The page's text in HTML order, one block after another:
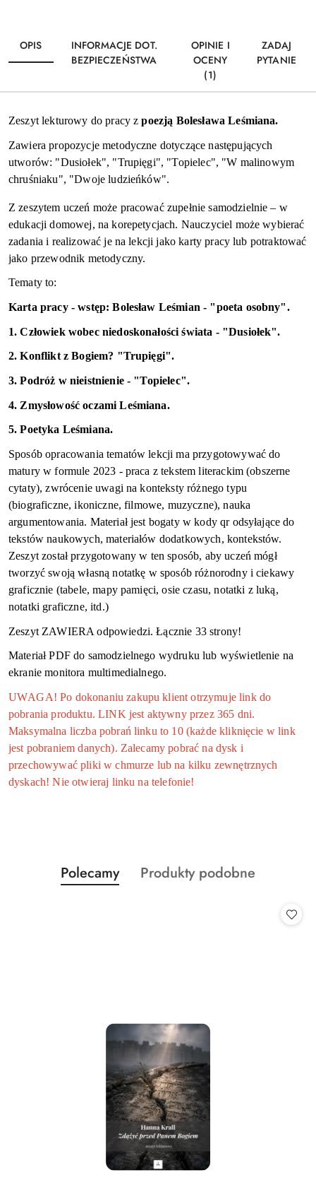
OPIS
INFORMACJE DOT.
BEZPIECZEŃSTWA
OPINIE I
OCENY
(1)
ZADAJ
PYTANIE
Zeszyt lekturowy do pracy zpoezją Bolesława Leśmiana.
Zawiera propozycje metodyczne dotyczące następujących
utworów: "Dusiołek", "Trupięgi", "Topielec", "W malinowym
chruśniaku", "Dwoje ludzieńków".
Z zeszytem uczeń może pracować zupełnie samodzielnie – w
edukacji domowej, na korepetycjach. Nauczyciel może wybierać
zadania i realizować je na lekcji jako karty pracy lub potraktować
jako przewodnik metodyczny.
Tematy to:
Karta pracy - wstęp: Bolesław Leśmian - "poeta osobny".
1. Człowiek wobec niedoskonałości świata - "Dusiołek".
2. Konflikt z Bogiem? "Trupięgi".
3. Podróż w nieistnienie - "Topielec".
4. Zmysłowość oczami Leśmiana.
5. Poetyka Leśmiana.
Sposób opracowania tematów lekcji ma przygotowywać do
matury w formule 2023 - praca z tekstem literackim (obszerne
cytaty), zwrócenie uwagi na konteksty różnego typu
(biograficzne, ikoniczne, filmowe, muzyczne), nauka
argumentowania. Materiał jest bogaty w kodyqr odsyłające do
tekstów naukowych, materiałów dodatkowych, kontekstów.
Zeszyt został przygotowany w ten sposób, aby uczeń mógł
tworzyć swoją własną notatkę w sposób różnorodny i ciekawy
graficznie (tabele, mapy pamięci, osie czasu, notatki z luką,
notatki graficzne, itd.)
Zeszyt ZAWIERA odpowiedzi. Łącznie 33strony!
Materiał PDF do samodzielnego wydruku lub wyświetlenie na
ekranie monitora multimedialnego.
UWAGA! Po dokonaniu zakupu klient otrzymuje link do
pobrania produktu. LINK jest aktywny przez 365 dni.
Maksymalna liczba pobrań linku to 10 (każde kliknięcie w link
jest pobraniem danych). Zalecamy pobrać na dysk i
przechowywać pliki w chmurze lub na kilku zewnętrznych
dyskach! Nie otwieraj linku na telefonie!
Pomiń karuzelę produktów
Produkty
o
Polecamy
Produkty
Produkty podobne